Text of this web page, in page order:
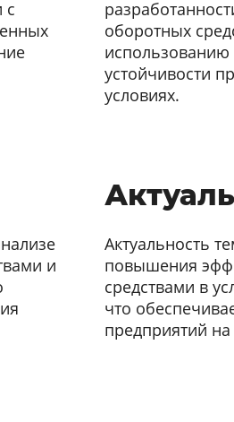
с
оборотных
устойчивости
условиях.
и
Актуальность
повышения
средствами в
что
предприятий